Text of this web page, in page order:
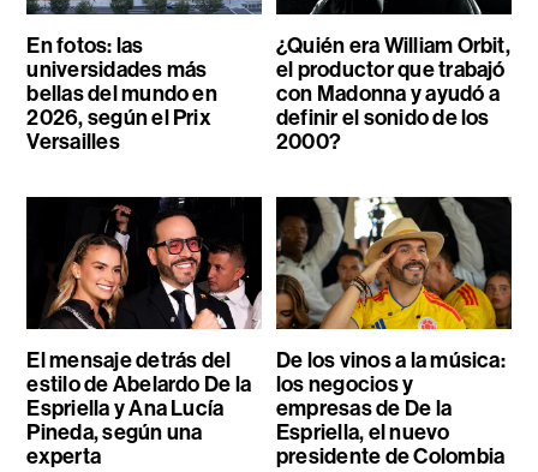
En fotos: las
universidades más
bellas del mundo en
2026, según el Prix
Versailles
¿Quién era William Orbit,
el productor que trabajó
con Madonna y ayudó a
definir el sonido de los
2000?
El mensaje detrás del
estilo de Abelardo De la
Espriella y Ana Lucía
Pineda, según una
experta
De los vinos a la música:
los negocios y
empresas de De la
Espriella, el nuevo
presidente de Colombia